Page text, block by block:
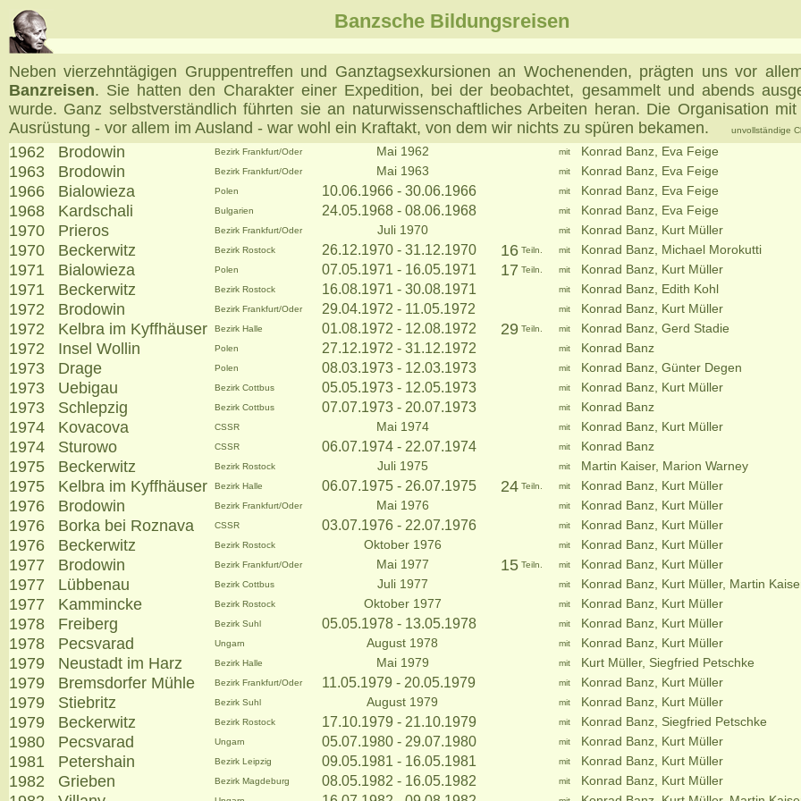
Banzsche Bildungsreisen
Neben vierzehntägigen Gruppentreffen und Ganztagsexkursionen an Wochenenden, prägten uns vor
Banzreisen. Sie hatten den Charakter einer Expedition, bei der beobachtet, gesammelt und abends
wurde. Ganz selbstverständlich führten sie an naturwissenschaftliches Arbeiten heran. Die Organisation
Ausrüstung - vor allem im Ausland - war wohl ein Kraftakt, von dem wir nichts zu spüren bekamen.
unvollständige
1962 Brodowin Bezirk Frankfurt/Oder Mai 1962 mit Konrad Banz, Eva Feige
1963 Brodowin Bezirk Frankfurt/Oder Mai 1963 mit Konrad Banz, Eva Feige
1966 Bialowieza Polen 10.06.1966 - 30.06.1966 mit Konrad Banz, Eva Feige
1968 Kardschali Bulgarien 24.05.1968 - 08.06.1968 mit Konrad Banz, Eva Feige
1970 Prieros Bezirk Frankfurt/Oder Juli 1970 mit Konrad Banz, Kurt Müller
1970 Beckerwitz Bezirk Rostock 26.12.1970 - 31.12.1970 16 Teiln. mit Konrad Banz, Michael Morokutti
1971 Bialowieza Polen 07.05.1971 - 16.05.1971 17 Teiln. mit Konrad Banz, Kurt Müller
1971 Beckerwitz Bezirk Rostock 16.08.1971 - 30.08.1971 mit Konrad Banz, Edith Kohl
1972 Brodowin Bezirk Frankfurt/Oder 29.04.1972 - 11.05.1972 mit Konrad Banz, Kurt Müller
1972 Kelbra im Kyffhäuser Bezirk Halle 01.08.1972 - 12.08.1972 29 Teiln. mit Konrad Banz, Gerd Stadie
1972 Insel Wollin Polen 27.12.1972 - 31.12.1972 mit Konrad Banz
1973 Drage Polen 08.03.1973 - 12.03.1973 mit Konrad Banz, Günter Degen
1973 Uebigau Bezirk Cottbus 05.05.1973 - 12.05.1973 mit Konrad Banz, Kurt Müller
1973 Schlepzig Bezirk Cottbus 07.07.1973 - 20.07.1973 mit Konrad Banz
1974 Kovacova CSSR Mai 1974 mit Konrad Banz, Kurt Müller
1974 Sturowo CSSR 06.07.1974 - 22.07.1974 mit Konrad Banz
1975 Beckerwitz Bezirk Rostock Juli 1975 mit Martin Kaiser, Marion Warney
1975 Kelbra im Kyffhäuser Bezirk Halle 06.07.1975 - 26.07.1975 24 Teiln. mit Konrad Banz, Kurt Müller
1976 Brodowin Bezirk Frankfurt/Oder Mai 1976 mit Konrad Banz, Kurt Müller
1976 Borka bei Roznava CSSR 03.07.1976 - 22.07.1976 mit Konrad Banz, Kurt Müller
1976 Beckerwitz Bezirk Rostock Oktober 1976 mit Konrad Banz, Kurt Müller
1977 Brodowin Bezirk Frankfurt/Oder Mai 1977 15 Teiln. mit Konrad Banz, Kurt Müller
1977 Lübbenau Bezirk Cottbus Juli 1977 mit Konrad Banz, Kurt Müller, Martin
1977 Kammincke Bezirk Rostock Oktober 1977 mit Konrad Banz, Kurt Müller
1978 Freiberg Bezirk Suhl 05.05.1978 - 13.05.1978 mit Konrad Banz, Kurt Müller
1978 Pecsvarad Ungarn August 1978 mit Konrad Banz, Kurt Müller
1979 Neustadt im Harz Bezirk Halle Mai 1979 mit Kurt Müller, Siegfried Petschke
1979 Bremsdorfer Mühle Bezirk Frankfurt/Oder 11.05.1979 - 20.05.1979 mit Konrad Banz, Kurt Müller
1979 Stiebritz Bezirk Suhl August 1979 mit Konrad Banz, Kurt Müller
1979 Beckerwitz Bezirk Rostock 17.10.1979 - 21.10.1979 mit Konrad Banz, Siegfried Petschke
1980 Pecsvarad Ungarn 05.07.1980 - 29.07.1980 mit Konrad Banz, Kurt Müller
1981 Petershain Bezirk Leipzig 09.05.1981 - 16.05.1981 mit Konrad Banz, Kurt Müller
1982 Grieben Bezirk Magdeburg 08.05.1982 - 16.05.1982 mit Konrad Banz, Kurt Müller